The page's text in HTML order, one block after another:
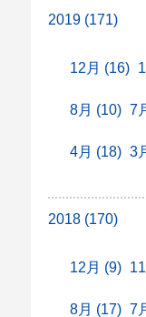
2019 (171)
12月 (16)
8月 (10) 7
4月 (18) 3
2018 (170)
12月 (9)
8月 (17) 7